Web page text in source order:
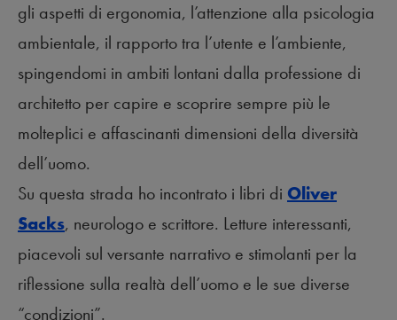
gli aspetti di ergonomia, l’attenzione alla psicologia
ambientale, il rapporto tra l’utente e l’ambiente,
spingendomi in ambiti lontani dalla professione di
architetto per capire e scoprire sempre più le
molteplici e affascinanti dimensioni della diversità
dell’uomo.
Su questa strada ho incontrato i libri di Oliver
Sacks, neurologo e scrittore. Letture interessanti,
piacevoli sul versante narrativo e stimolanti per la
riflessione sulla realtà dell’uomo e le sue diverse
“condizioni”.